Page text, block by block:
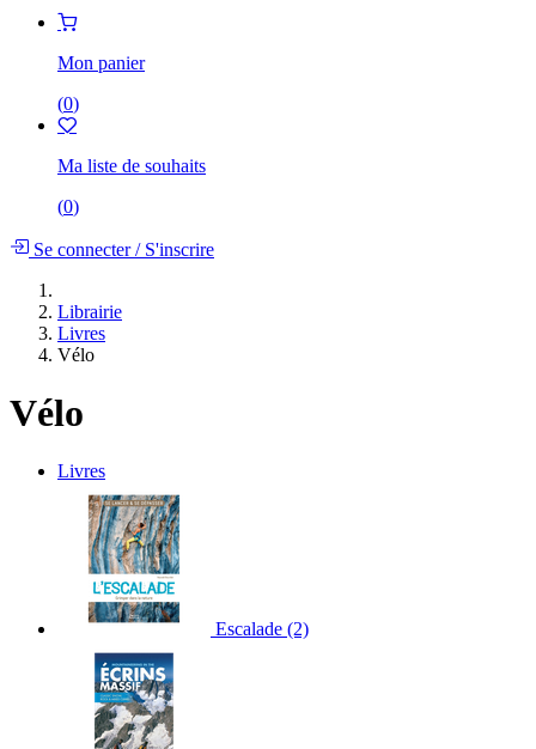
Mon panier
(0)
Ma liste de souhaits
(0)
Se connecter/S'inscrire
Librairie
Livres
Vélo
Vélo
Livres
Escalade (2)